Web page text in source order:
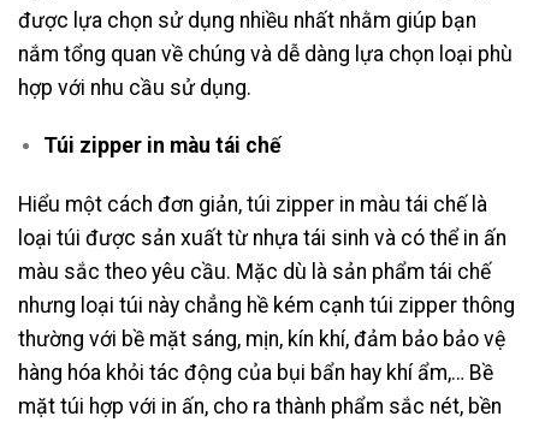
được lựa chọn sử dụng nhiều nhất nhằm giúp bạn
nắm tổng quan về chúng và dễ dàng lựa chọn loại phù
hợp với nhu cầu sử dụng.
Túi zipper in màu tái chế
Hiểu một cách đơn giản, túi zipper in màu tái chế là
loại túi được sản xuất từ nhựa tái sinh và có thể in ấn
màu sắc theo yêu cầu. Mặc dù là sản phẩm tái chế
nhưng loại túi này chẳng hề kém cạnh túi zipper thông
thường với bề mặt sáng, mịn, kín khí, đảm bảo bảo vệ
hàng hóa khỏi tác động của bụi bẩn hay khí ẩm,… Bề
mặt túi hợp với in ấn, cho ra thành phẩm sắc nét, bền